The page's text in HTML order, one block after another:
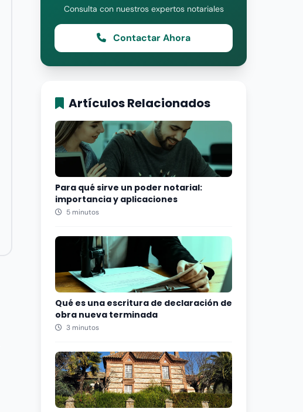
Consulta con nuestros expertos notariales
Contactar Ahora
Artículos Relacionados
Para qué sirve un poder notarial:
importancia y aplicaciones
5 minutos
Qué es una escritura de declaración de
obra nueva terminada
3 minutos